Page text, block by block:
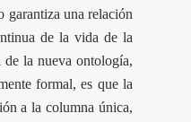
garantiza una relación
de la vida de la
la nueva ontología,
formal, es que la
a la columna única,